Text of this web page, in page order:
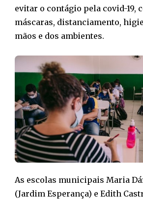
evitar o contágio pela covid-19,
máscaras, distanciamento,
mãos e dos ambientes.
As escolas municipais Maria
(Jardim Esperança) e Edith